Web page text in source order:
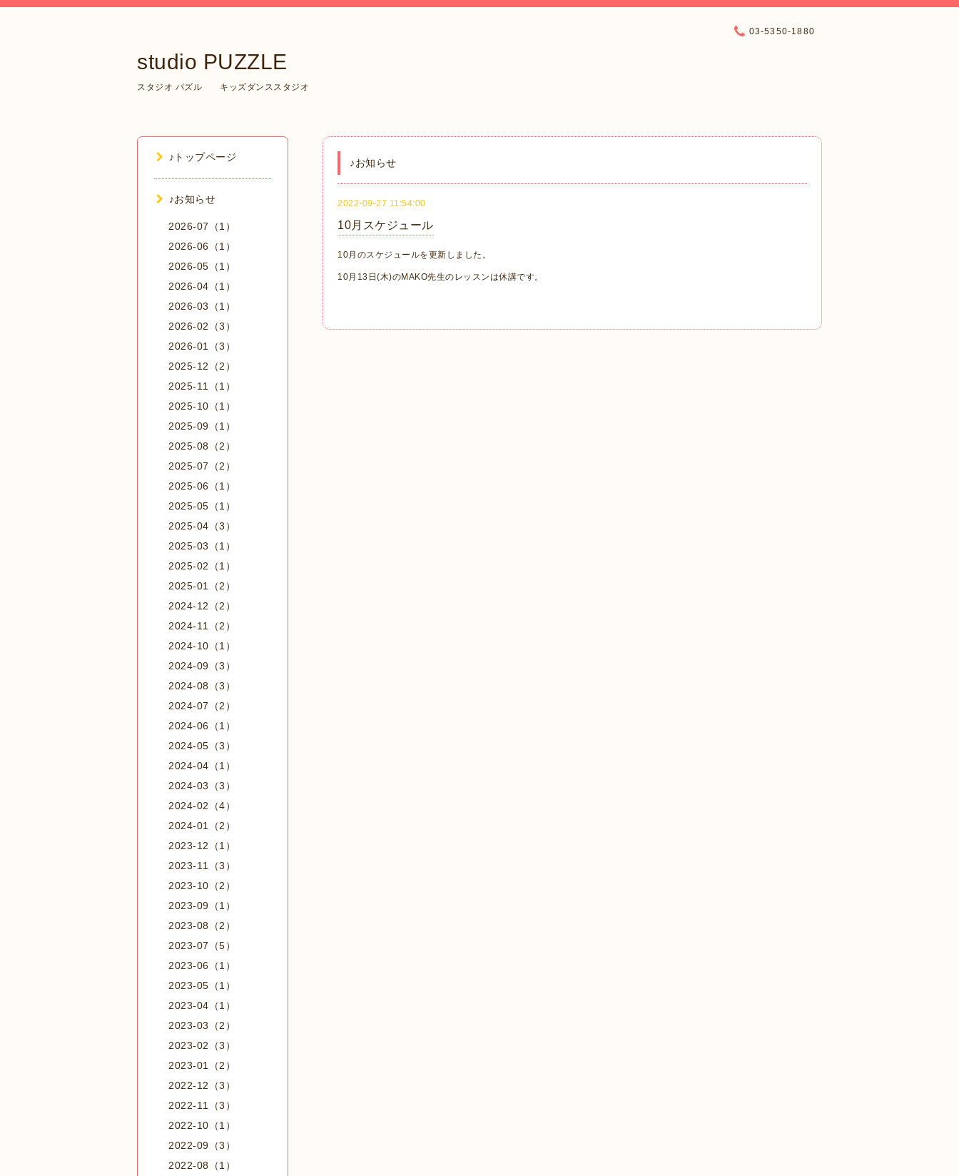
studio PUZZLE
スタジオ パズル キッズダンススタジオ
03-5350-1880
♪お知らせ
2022-09-27 11:54:00
10月スケジュール
10月のスケジュールを更新しました。
10月13日(木)のMAKO先生のレッスンは休講です。
♪トップページ
♪お知らせ
2026-07（1）
2026-06（1）
2026-05（1）
2026-04（1）
2026-03（1）
2026-02（3）
2026-01（3）
2025-12（2）
2025-11（1）
2025-10（1）
2025-09（1）
2025-08（2）
2025-07（2）
2025-06（1）
2025-05（1）
2025-04（3）
2025-03（1）
2025-02（1）
2025-01（2）
2024-12（2）
2024-11（2）
2024-10（1）
2024-09（3）
2024-08（3）
2024-07（2）
2024-06（1）
2024-05（3）
2024-04（1）
2024-03（3）
2024-02（4）
2024-01（2）
2023-12（1）
2023-11（3）
2023-10（2）
2023-09（1）
2023-08（2）
2023-07（5）
2023-06（1）
2023-05（1）
2023-04（1）
2023-03（2）
2023-02（3）
2023-01（2）
2022-12（3）
2022-11（3）
2022-10（1）
2022-09（3）
2022-08（1）